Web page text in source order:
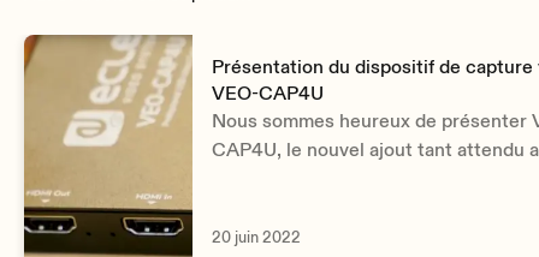
Présentation du dispositif de capture
VEO-CAP4U
Nous sommes heureux de présenter
CAP4U, le nouvel ajout tant attendu
20 juin 2022